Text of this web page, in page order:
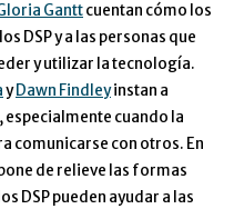
Ganttcuentan cómo los
DSP y a las personas que
y utilizar la tecnología.
yDawn Findleyinstan a
cuando la
comunicarse con otros. En
de relieve las formas
DSP pueden ayudar a las